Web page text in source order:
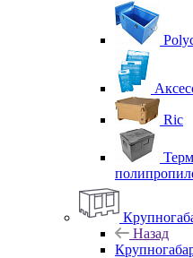
Ric
Назад